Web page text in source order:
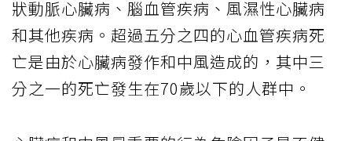
狀動脈心臟病、腦血管疾病、風濕性心臟病
和其他疾病。超過五分之四的心血管疾病死
亡是由於心臟病發作和中風造成的，其中三
分之一的死亡發生在70歲以下的人群中。